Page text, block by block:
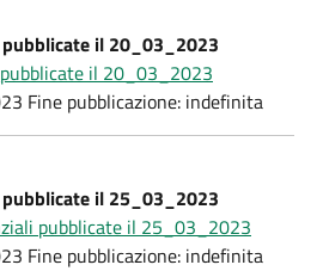
il 20_03_2023
il 20_03_2023
Fine pubblicazione: indefinita
il 25_03_2023
pubblicate il 25_03_2023
Fine pubblicazione: indefinita